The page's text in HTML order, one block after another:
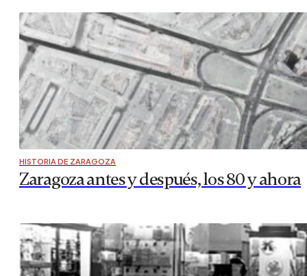
HISTORIA DE ZARAGOZA
Zaragoza antes y después, los 80 y ahora